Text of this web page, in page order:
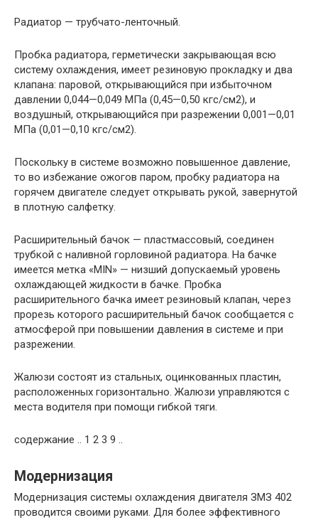
Радиатор — трубчато-ленточный.
Пробка радиатора, герметически закрывающая всю
систему охлаждения, имеет резиновую прокладку и два
клапана: паровой, открывающийся при избыточном
давлении 0,044—0,049 МПа (0,45—0,50 кгс/см2), и
воздушный, открывающийся при разрежении 0,001—0,01
МПа (0,01—0,10 кгс/см2).
Поскольку в системе возможно повышенное давление,
то во избежание ожогов паром, пробку радиатора на
горячем двигателе следует открывать рукой, завернутой
в плотную салфетку.
Расширительный бачок — пластмассовый, соединен
трубкой с наливной горловиной радиатора. На бачке
имеется метка «MIN» — низший допускаемый уровень
охлаждающей жидкости в бачке. Пробка
расширительного бачка имеет резиновый клапан, через
прорезь которого расширительный бачок сообщается с
атмосферой при повышении давления в системе и при
разрежении.
Жалюзи состоят из стальных, оцинкованных пластин,
расположенных горизонтально. Жалюзи управляются с
места водителя при помощи гибкой тяги.
содержание .. 1 2 3 9 ..
Модернизация
Модернизация системы охлаждения двигателя ЗМЗ 402
проводится своими руками. Для более эффективного